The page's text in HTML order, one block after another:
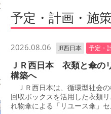
予定・計画・施策
2026.08.06 JR西日本 予定・
ＪＲ西日本 衣類と傘の
構築へ
ＪＲ西日本は、循環型社会
回収ボックスを活用した衣類
れ物傘による「リユース傘」